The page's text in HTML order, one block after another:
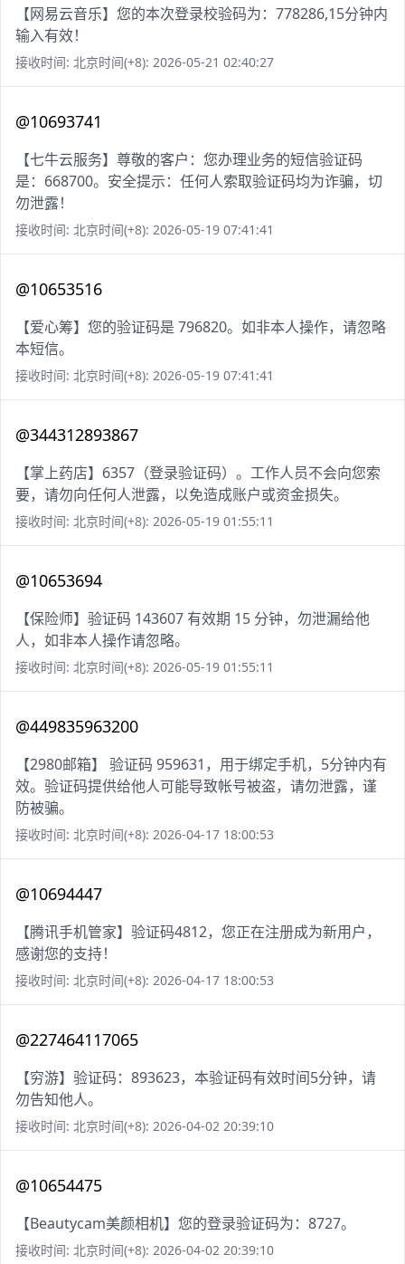
【网易云音乐】您的本次登录校验码为：778286,15分钟内
输入有效！
接收时间: 北京时间(+8): 2026-05-21 02:40:27
@10693741
【七牛云服务】尊敬的客户：您办理业务的短信验证码
是：668700。安全提示：任何人索取验证码均为诈骗，切
勿泄露！
接收时间: 北京时间(+8): 2026-05-19 07:41:41
@10653516
【爱心筹】您的验证码是 796820。如非本人操作，请忽略
本短信。
接收时间: 北京时间(+8): 2026-05-19 07:41:41
@344312893867
【掌上药店】6357（登录验证码）。工作人员不会向您索
要，请勿向任何人泄露，以免造成账户或资金损失。
接收时间: 北京时间(+8): 2026-05-19 01:55:11
@10653694
【保险师】验证码 143607 有效期 15 分钟，勿泄漏给他
人，如非本人操作请忽略。
接收时间: 北京时间(+8): 2026-05-19 01:55:11
@449835963200
【2980邮箱】 验证码 959631，用于绑定手机，5分钟内有
效。验证码提供给他人可能导致帐号被盗，请勿泄露，谨
防被骗。
接收时间: 北京时间(+8): 2026-04-17 18:00:53
@10694447
【腾讯手机管家】验证码4812，您正在注册成为新用户，
感谢您的支持！
接收时间: 北京时间(+8): 2026-04-17 18:00:53
@227464117065
【穷游】验证码：893623，本验证码有效时间5分钟，请
勿告知他人。
接收时间: 北京时间(+8): 2026-04-02 20:39:10
@10654475
【Beautycam美颜相机】您的登录验证码为：8727。
接收时间: 北京时间(+8): 2026-04-02 20:39:10